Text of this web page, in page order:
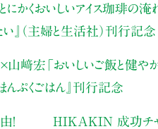
とにかくおいしいアイス珈琲の
』（主婦と生活社）刊行記念
宏「おいしいご飯と健やか
んぷくごはん』刊行記念
理由！ HIKAKIN 成功チ